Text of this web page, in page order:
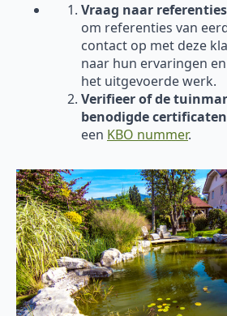
Vraag naar
om referenties van
contact op met deze
naar hun ervaringen
het uitgevoerde werk.
Verifieer of de
benodigde
een KBO nummer.